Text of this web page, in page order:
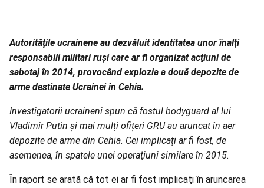
Autorităţile ucrainene au dezvăluit identitatea unor înalţi
responsabili militari ruşi care ar fi organizat acţiuni de
sabotaj în 2014, provocând explozia a două depozite de
arme destinate Ucrainei în Cehia.
Investigatorii ucraineni spun că fostul bodyguard al lui
Vladimir Putin și mai mulți ofițeri GRU au aruncat în aer
depozite de arme din Cehia. Cei implicaţi ar fi fost, de
asemenea, în spatele unei operaţiuni similare în 2015.
În raport se arată că tot ei ar fi fost implicaţi în aruncarea